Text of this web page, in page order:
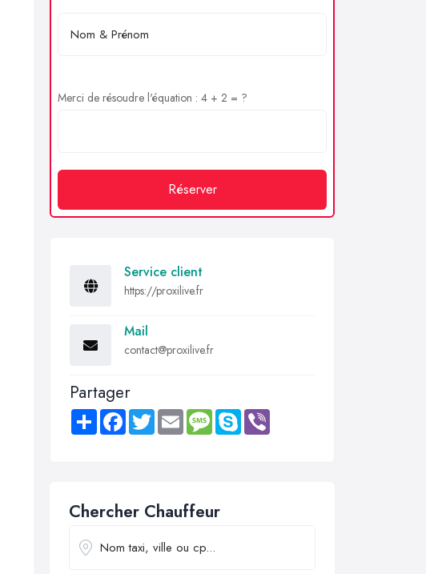
Merci de résoudre l'équation : 4 + 2 = ?
Réserver
Service client
https://proxilive.fr
Mail
contact@proxilive.fr
Partager
Share FacebookTwitter Email MessageSkype
Chercher Chauffeur